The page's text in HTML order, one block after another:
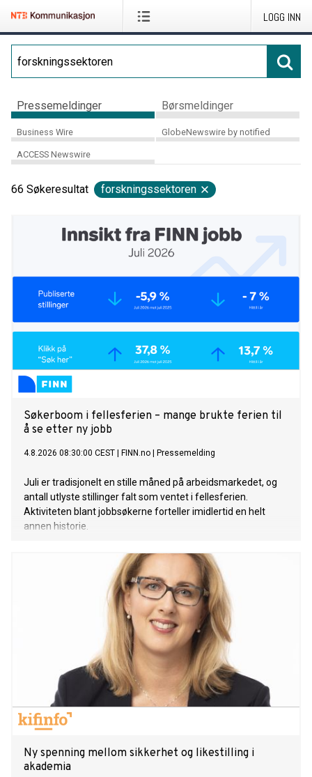
LOGG INN
Pressemeldinger Børsmeldinger
Business Wire GlobeNewswire by notified
ACCESS Newswire
66 Søkeresultat forskningssektoren
Søkerboom i fellesferien – mange brukte ferien til
å se etter ny jobb
4.8.2026 08:30:00 CEST FINN.no Pressemelding
Juli er tradisjonelt en stille måned på arbeidsmarkedet, og
antall utlyste stillinger falt som ventet i fellesferien.
Aktiviteten blant jobbsøkerne forteller imidlertid en helt
annen historie.
Ny spenning mellom sikkerhet og likestilling i
akademia